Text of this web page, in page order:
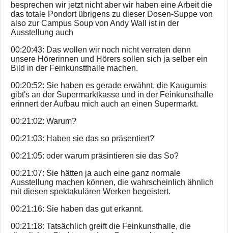
besprechen wir jetzt nicht aber wir haben eine Arbeit die
das totale Pondort übrigens zu dieser Dosen-Suppe von
also zur Campus Soup von Andy Wall ist in der
Ausstellung auch
00:20:43: Das wollen wir noch nicht verraten denn
unsere Hörerinnen und Hörers sollen sich ja selber ein
Bild in der Feinkunstthalle machen.
00:20:52: Sie haben es gerade erwähnt, die Kaugumis
gibt's an der Supermarktkasse und in der Feinkunsthalle
erinnert der Aufbau mich auch an einen Supermarkt.
00:21:02: Warum?
00:21:03: Haben sie das so präsentiert?
00:21:05: oder warum präsintieren sie das So?
00:21:07: Sie hätten ja auch eine ganz normale
Ausstellung machen können, die wahrscheinlich ähnlich
mit diesen spektakulären Werken begeistert.
00:21:16: Sie haben das gut erkannt.
00:21:18: Tatsächlich greift die Feinkunsthalle, die